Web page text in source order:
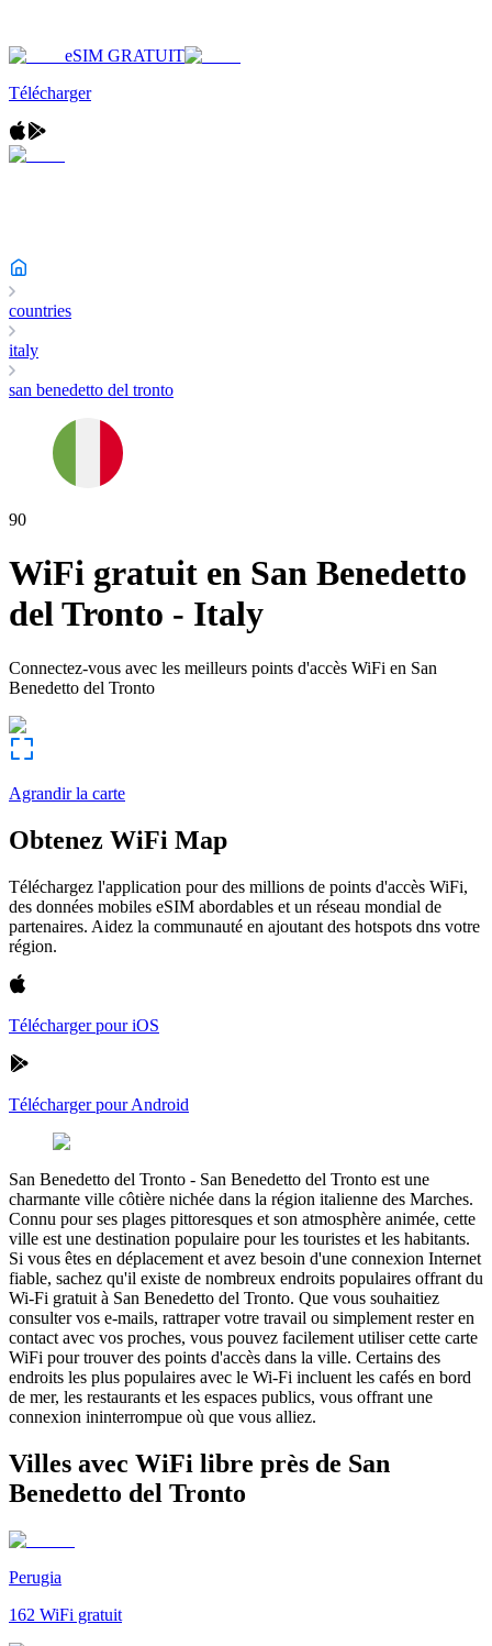
eSIM GRATUIT
Télécharger
countries
italy
san benedetto del tronto
90
WiFi gratuit en San Benedetto
del Tronto - Italy
Connectez-vous avec les meilleurs points d'accès WiFi en San
Benedetto del Tronto
Agrandir la carte
Obtenez WiFi Map
Téléchargez l'application pour des millions de points d'accès WiFi,
des données mobiles eSIM abordables et un réseau mondial de
partenaires. Aidez la communauté en ajoutant des hotspots dns votre
région.
Télécharger pour iOS
Télécharger pour Android
San Benedetto del Tronto - San Benedetto del Tronto est une
charmante ville côtière nichée dans la région italienne des Marches.
Connu pour ses plages pittoresques et son atmosphère animée, cette
ville est une destination populaire pour les touristes et les habitants.
Si vous êtes en déplacement et avez besoin d'une connexion Internet
fiable, sachez qu'il existe de nombreux endroits populaires offrant du
Wi-Fi gratuit à San Benedetto del Tronto. Que vous souhaitiez
consulter vos e-mails, rattraper votre travail ou simplement rester en
contact avec vos proches, vous pouvez facilement utiliser cette carte
WiFi pour trouver des points d'accès dans la ville. Certains des
endroits les plus populaires avec le Wi-Fi incluent les cafés en bord
de mer, les restaurants et les espaces publics, vous offrant une
connexion ininterrompue où que vous alliez.
Villes avec WiFi libre près de San
Benedetto del Tronto
Perugia
162 WiFi gratuit